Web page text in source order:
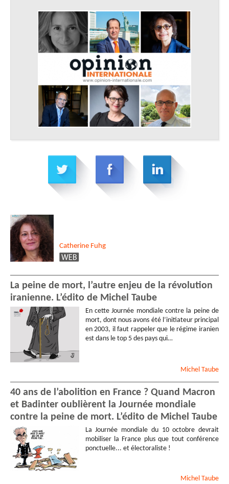
Catherine Fuhg
La peine de mort, l’autre enjeu de la révolution
iranienne. L’édito de Michel Taube
En cette Journée mondiale contre la peine de
mort, dont nous avons été l’initiateur principal
en 2003, il faut rappeler que le régime iranien
est dans le top 5 des pays qui…
Michel Taube
40 ans de l’abolition en France ? Quand Macron
et Badinter oublièrent la Journée mondiale
contre la peine de mort. L’édito de Michel Taube
La Journée mondiale du 10 octobre devrait
mobiliser la France plus que tout conférence
ponctuelle... et électoraliste !
Michel Taube